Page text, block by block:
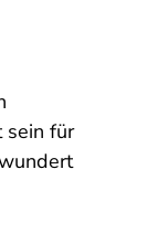
sein für